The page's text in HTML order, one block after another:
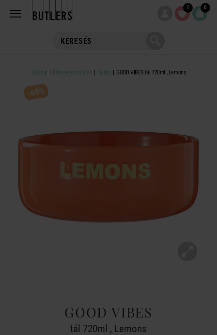
0 0
Főoldal Étkezés és tálalás Tálkák GOOD VIBES tál 720ml , Lemons
-60%
GOOD VIBES
tál 720ml , Lemons